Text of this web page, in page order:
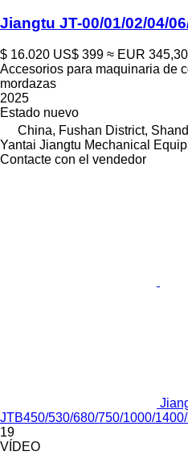
Jiangtu JT-00/01/02/04/
$ 16.020 US$ 399 ≈ EUR 345,30
Accesorios para maquinaria de
mordazas
2025
Estado nuevo
China, Fushan District,
Yantai Jiangtu Mechanical
Contacte con el vendedor
JTB450/530/680/750/1000/
19
VÍDEO